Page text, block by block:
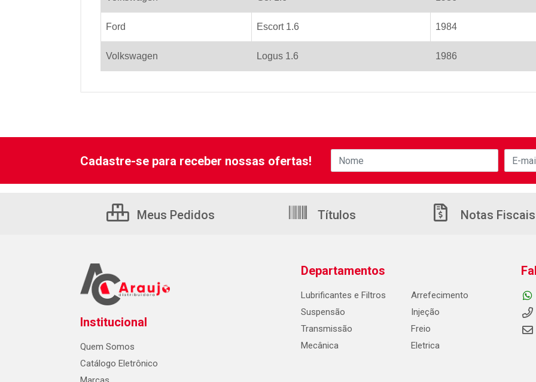
Ford Escort 1.6 1984
Volkswagen Logus 1.6 1986
Cadastre-se para receber nossas ofertas!
Meus Pedidos Títulos Notas Fiscais
Institucional
Quem Somos
Catálogo Eletrônico
Departamentos
Lubrificantes e Filtros
Suspensão
Transmissão
Mecânica
Arrefecimento
Injeção
Freio
Eletrica